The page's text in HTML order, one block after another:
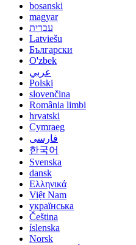
bosanski
magyar
עברית
Latviešu
Български
O'zbek
عربي
Polski
slovenčina
România limbi
hrvatski
Cymraeg
فارسی
한국어
Svenska
dansk
Ελληνικά
Việt Nam
українська
Čeština
íslenska
Norsk